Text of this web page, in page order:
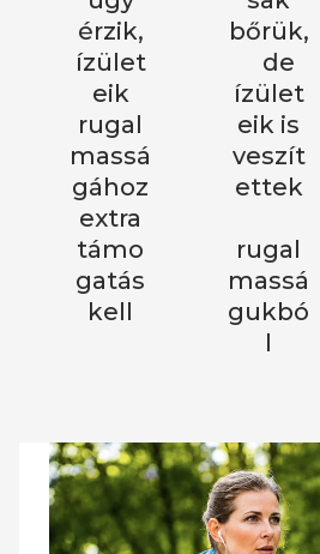
érzik,
ízület
eik
rugal
massá
gához
extra
támo
gatás
kell
bőrük,
de
ízület
eik is
veszít
ettek
rugal
massá
gukbó
l